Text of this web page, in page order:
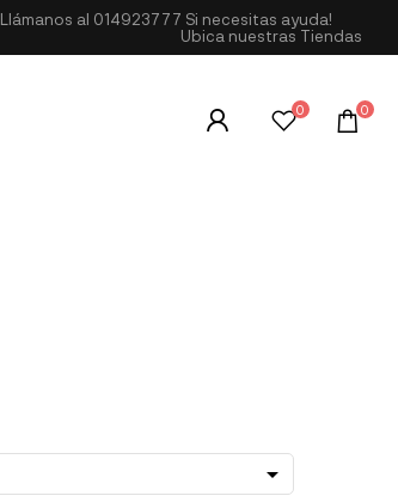
Llámanos al 014923777 Si necesitas ayuda!
Ubica nuestras Tiendas
0 0
